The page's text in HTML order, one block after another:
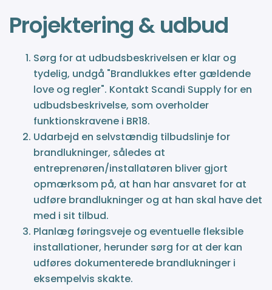
Projektering & udbud
Sørg for at udbudsbeskrivelsen er klar og
tydelig, undgå "Brandlukkes efter gældende
love og regler". Kontakt Scandi Supply for en
udbudsbeskrivelse, som overholder
funktionskravene i BR18.
Udarbejd en selvstændig tilbudslinje for
brandlukninger, således at
entreprenøren/installatøren bliver gjort
opmærksom på, at han har ansvaret for at
udføre brandlukninger og at han skal have det
med i sit tilbud.
Planlæg føringsveje og eventuelle fleksible
installationer, herunder sørg for at der kan
udføres dokumenterede brandlukninger i
eksempelvis skakte.